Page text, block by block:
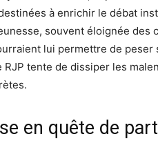
à enrichir le débat
souvent éloignée
lui permettre de
RJP tente de dissiper les
en quête de